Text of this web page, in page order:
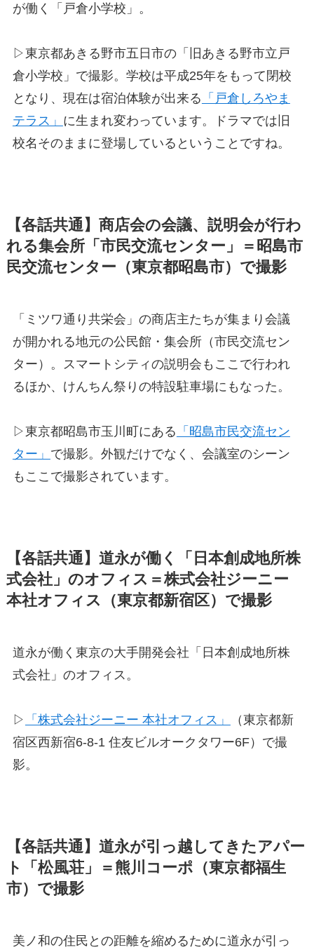
が働く「戸倉小学校」。
▷東京都あきる野市五日市の「旧あきる野市立戸
倉小学校」で撮影。学校は平成25年をもって閉校
となり、現在は宿泊体験が出来る 「戸倉しろやま
テラス」 に生まれ変わっています。ドラマでは旧
校名そのままに登場しているということですね。
【各話共通】商店会の会議、説明会が行わ
れる集会所「市民交流センター」＝昭島市
民交流センター（東京都昭島市）で撮影
「ミツワ通り共栄会」の商店主たちが集まり会議
が開かれる地元の公民館・集会所（市民交流セン
ター）。スマートシティの説明会もここで行われ
るほか、けんちん祭りの特設駐車場にもなった。
▷東京都昭島市玉川町にある 「昭島市民交流セン
ター」 で撮影。外観だけでなく、会議室のシーン
もここで撮影されています。
【各話共通】道永が働く「日本創成地所株
式会社」のオフィス＝株式会社ジーニー
本社オフィス（東京都新宿区）で撮影
道永が働く東京の大手開発会社「日本創成地所株
式会社」のオフィス。
▷ 「株式会社ジーニー 本社オフィス」
（東京都新
宿区西新宿6-8-1 住友ビルオークタワー6F）で撮
影。
【各話共通】道永が引っ越してきたアパー
ト「松風荘」＝熊川コーポ（東京都福生
市）で撮影
美ノ和の住民との距離を縮めるために道永が引っ